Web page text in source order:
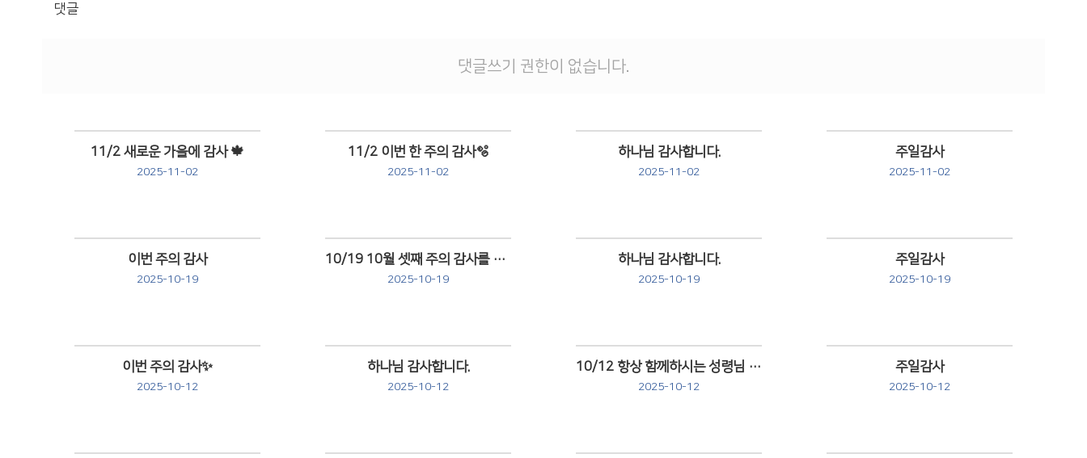
댓글
댓글쓰기 권한이 없습니다.
Views
11/2 새로운 가을에 감사 🍁
2025-11-02 Views
11/2 이번 한 주의 감사🫧
2025-11-02 Views
하나님 감사합니다.
2025-11-02 Views
주일감사
2025-11-02
Views
이번 주의 감사
2025-10-19 Views
10/19 10월 셋째 주의 감사를 고백하게 하시니 감사 ⛪️
2025-10-19 Views
하나님 감사합니다.
2025-10-19 Views
주일감사
2025-10-19
Views
이번 주의 감사✨
2025-10-12 Views
하나님 감사합니다.
2025-10-12 Views
10/12 항상 함께하시는 성령님 감사 🪽
2025-10-12 Views
주일감사
2025-10-12